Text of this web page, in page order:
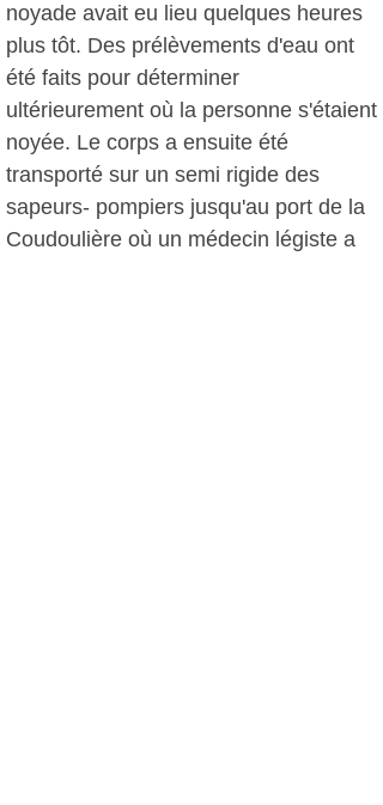
noyade avait eu lieu quelques heures
plus tôt. Des prélèvements d'eau ont
été faits pour déterminer
ultérieurement où la personne s'étaient
noyée. Le corps a ensuite été
transporté sur un semi rigide des
sapeurs- pompiers jusqu'au port de la
Coudoulière où un médecin légiste a